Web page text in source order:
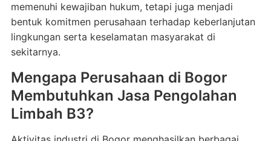
memenuhi kewajiban hukum, tetapi juga menjadi
bentuk komitmen perusahaan terhadap keberlanjutan
lingkungan serta keselamatan masyarakat di
sekitarnya.
Mengapa Perusahaan di Bogor
Membutuhkan Jasa Pengolahan
Limbah B3?